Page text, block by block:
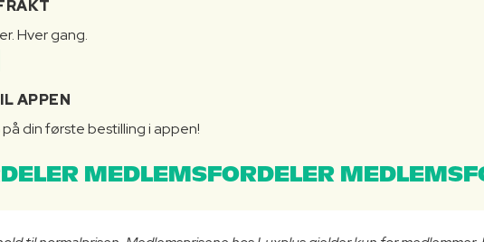
Hver gang.
APPEN
din første bestilling i appen!
MEDLEMSFORDELER